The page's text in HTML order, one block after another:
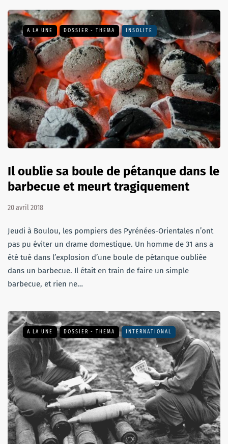
A LA UNE DOSSIER - THEMA INSOLITE
Il oublie sa boule de pétanque dans le
barbecue et meurt tragiquement
20 avril 2018
Jeudi à Boulou, les pompiers des Pyrénées-Orientales n’ont
pas pu éviter un drame domestique. Un homme de 31 ans a
été tué dans l’explosion d’une boule de pétanque oubliée
dans un barbecue. Il était en train de faire un simple
barbecue, et rien ne…
A LA UNE DOSSIER - THEMA INTERNATIONAL